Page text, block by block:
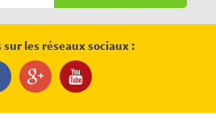
les réseaux sociaux :